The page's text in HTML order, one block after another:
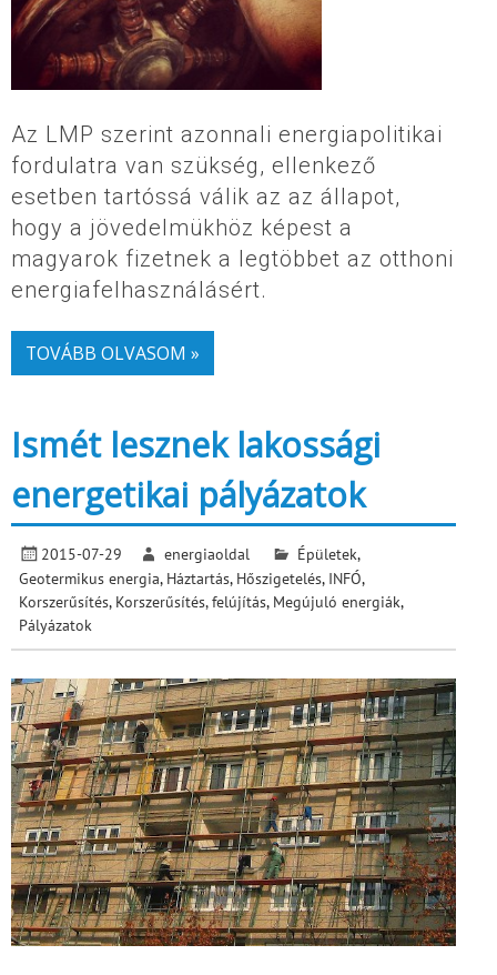
Az LMP szerint azonnali energiapolitikai
fordulatra van szükség, ellenkező
esetben tartóssá válik az az állapot,
hogy a jövedelmükhöz képest a
magyarok fizetnek a legtöbbet az otthoni
energiafelhasználásért.
TOVÁBB OLVASOM »
Ismét lesznek lakossági
energetikai pályázatok
2015-07-29 energiaoldal Épületek,
Geotermikus energia, Háztartás, Hőszigetelés, INFÓ,
Korszerűsítés, Korszerűsítés, felújítás, Megújuló energiák,
Pályázatok